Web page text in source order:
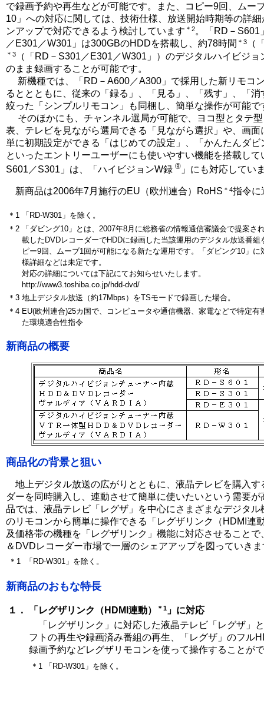
で録画予約や再生などが可能です。また、コピー9回、ムー
10」への対応に関しては、技術仕様、放送開始時期等の詳
ンアップで対応できるよう検討しています ＊2。「RD－S601
／E301／W301」は300GBのHDDを搭載し、約78時間 ＊3 （
＊3
（「RD－S301／E301／W301」）のデジタルハイビジ
のまま録画することが可能です。
新機種では、「RD－A600／A300」で採用した新リモコ
るととともに、従来の「録る」、「見る」、「残す」、「
絞った「シンプルリモコン」も同梱し、簡単な操作が可能で
そのほかにも、チャンネル選局が可能で、ヨコ型とタテ
表、テレビを見ながら選局できる「見ながら選択」や、画
単に初期設定ができる「はじめての設定」、「かんたんダ
といったエントリーユーザーにも使いやすい機能を搭載し
S601／S301」は、「ハイビジョンW録 ® 」にも対応してい
新商品は2006年7月施行のEU（欧州連合）RoHS ＊4指令に
＊1
「RD-W301」を除く。
＊2
「ダビング10」とは、2007年8月に総務省の情報通信審議会で提案さ
載したDVDレコーダーでHDDに録画した当該運用のデジタル放送番
ピー9回、ムーブ1回が可能になる新たな運用です。「ダビング10」
様詳細などは未定です。
対応の詳細については下記にてお知らせいたします。
http://www3.toshiba.co.jp/hdd-dvd/
＊3 地上デジタル放送（約17Mbps）をTSモードで録画した場合。
＊4 EU(欧州連合)25カ国で、コンピュータや通信機器、家電などで特定
た環境適合性指令
新商品の概要
商品化の背景と狙い
地上デジタル放送の広がりとともに、液晶テレビを購入
ダーを同時購入し、連動させて簡単に使いたいという需要
品では、液晶テレビ「レグザ」を中心にさまざまなデジタ
のリモコンから簡単に操作できる「レグザリンク（HDMI連
及価格帯の機種を「レグザリンク」機能に対応させること
＆DVDレコーダー市場で一層のシェアアップを図っていき
＊1 「RD-W301」を除く。
新商品のおもな特長
１． 「レグザリンク（HDMI連動） ＊1 」に対応
「レグザリンク」に対応した液晶テレビ「レグザ」
フトの再生や録画済み番組の再生、「レグザ」のフル
録画予約などレグザリモコンを使って操作することが
＊1 「RD-W301」を除く。